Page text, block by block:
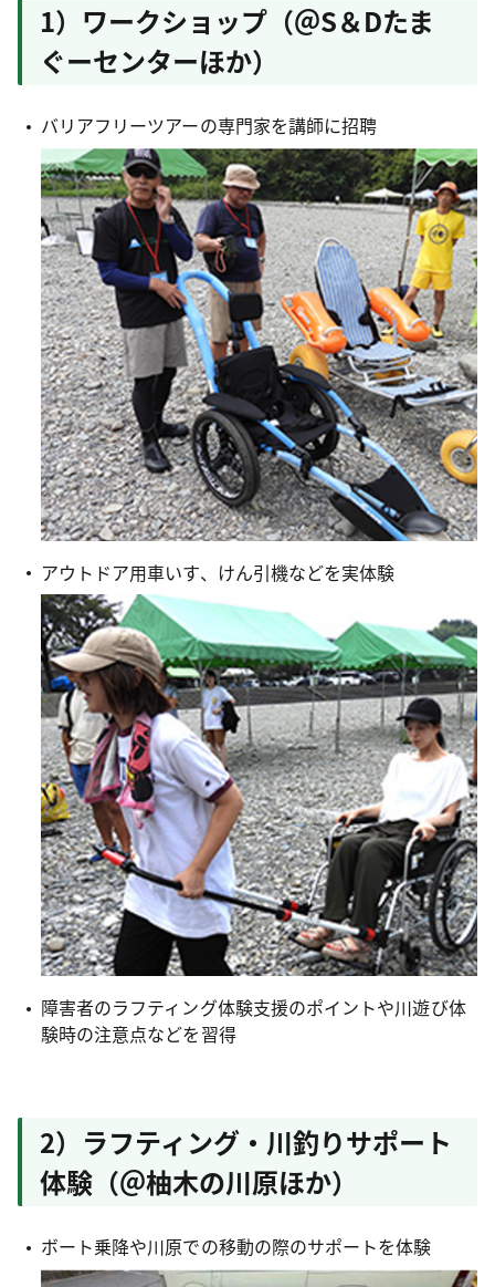
1）ワークショップ（＠S＆Dたま
ぐーセンターほか）
バリアフリーツアーの専門家を講師に招聘
アウトドア用車いす、けん引機などを実体験
障害者のラフティング体験支援のポイントや川遊び体
験時の注意点などを習得
2）ラフティング・川釣りサポート
体験（＠柚木の川原ほか）
ボート乗降や川原での移動の際のサポートを体験